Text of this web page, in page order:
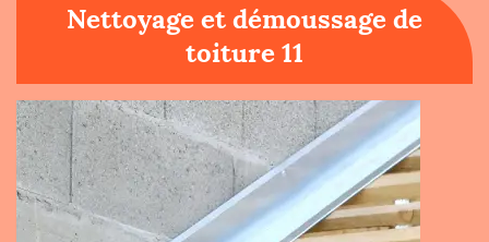
Nettoyage et démoussage de
toiture 11